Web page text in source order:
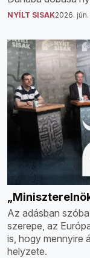
NYÍLT SISAK2026.
Az adásban
szerepe, az
is, hogy mennyire
helyzete.